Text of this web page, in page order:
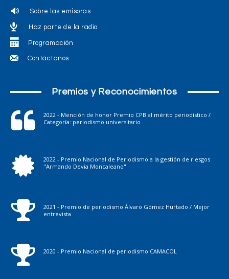
Sobre las emisoras
Haz parte de la radio
Programación
Contáctanos
Premios y Reconocimientos
2022 - Mención de honor Premio CPB al mérito periodístico /
Categoría: periodismo universitario
2022 - Premio Nacional de Periodismo a la gestión de riesgos
"Armando Devia Moncaleano"
2021 - Premio de periodismo Álvaro Gómez Hurtado / Mejor
entrevista
2020 - Premio Nacional de periodismo CAMACOL